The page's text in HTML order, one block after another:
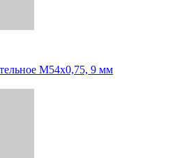
M54x0,75, 9 мм